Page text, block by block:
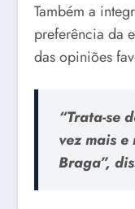
Também a
preferência da
das opiniões
“Trata-se
vez mais
Braga”,